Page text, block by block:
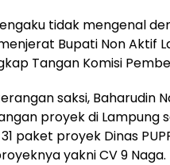
tidak mengenal
Bupati Non Aktif
Tangan Komisi
saksi, Baharudin
proyek di Lampung
paket proyek Dinas
yakni CV 9 Naga.